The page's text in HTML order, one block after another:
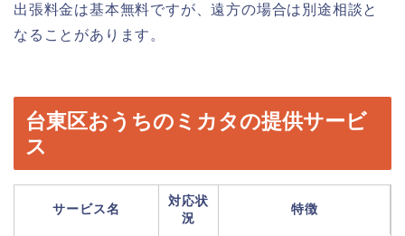
出張料金は基本無料ですが、遠方の場合は別途相談と
なることがあります。
台東区おうちのミカタの提供サービ
ス
サービス名
対応状
況
特徴